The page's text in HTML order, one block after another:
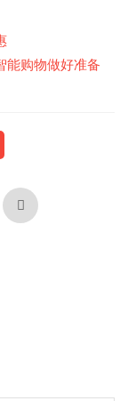
能购物做好准备